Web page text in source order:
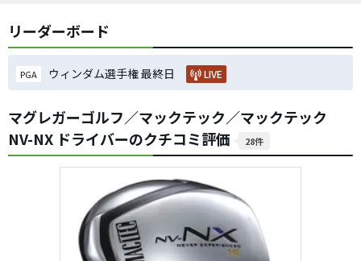
リーダーボード
PGA ウィンダム選手権 最終日 LIVE
マグレガーゴルフ／マックテック／マックテック
NV-NX ドライバーのクチコミ評価
28件